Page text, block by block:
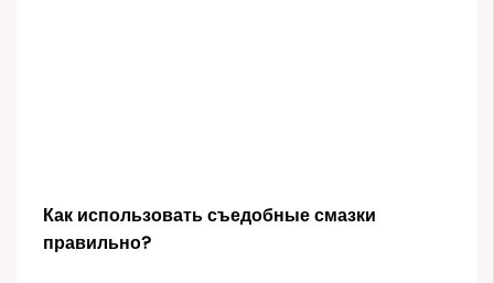
Как использовать съедобные смазки
правильно?